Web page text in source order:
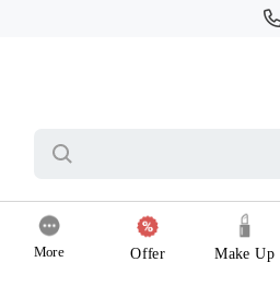
Make Up
Offer
More